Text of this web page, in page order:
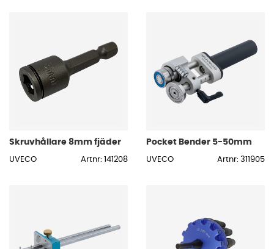
Skruvhållare 8mm fjäder
UVECO Artnr: 141208
Pocket Bender 5-50mm
UVECO Artnr: 311905